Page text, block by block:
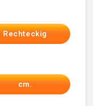
Rechteckig
cm.